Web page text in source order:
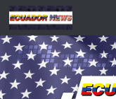
Saltar al contenido